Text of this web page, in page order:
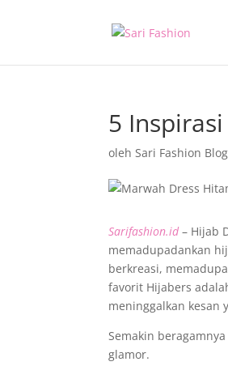
5
olehSari Fashion
Sarifashion.id– Hijab
memadupadankan
berkreasi,
favorit Hijabers
meninggalkan kesan
Semakin
glamor.